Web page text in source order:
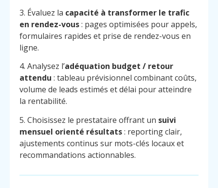
3. Évaluez la capacité à transformer le trafic
en rendez-vous: pages optimisées pour appels,
formulaires rapides et prise de rendez-vous en
ligne.
4. Analysez l’adéquation budget / retour
attendu : tableau prévisionnel combinant coûts,
volume de leads estimés et délai pour atteindre
la rentabilité.
5. Choisissez le prestataire offrant un suivi
mensuel orienté résultats: reporting clair,
ajustements continus sur mots-clés locaux et
recommandations actionnables.